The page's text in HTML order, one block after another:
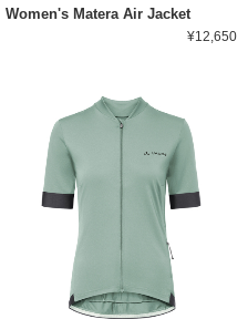
Women's Matera Air Jacket
¥12,650